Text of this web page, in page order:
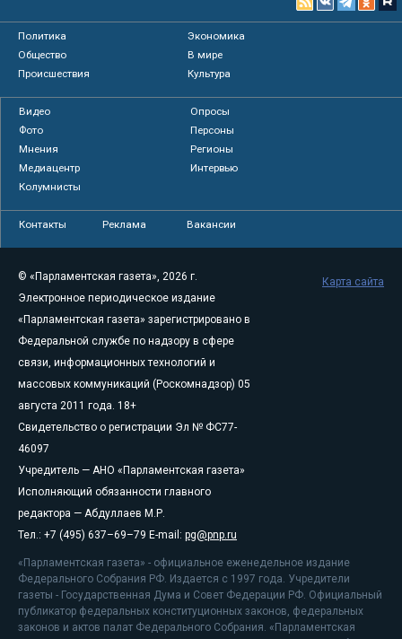
Политика
Экономика
Общество
В мире
Происшествия
Культура
Видео
Опросы
Фото
Персоны
Мнения
Регионы
Медиацентр
Интервью
Колумнисты
Контакты Реклама Вакансии
© «Парламентская газета», 2026 г.
Электронное периодическое издание
«Парламентская газета» зарегистрировано в
Федеральной службе по надзору в сфере
связи, информационных технологий и
массовых коммуникаций (Роскомнадзор) 05
августа 2011 года. 18+
Свидетельство о регистрации Эл № ФС77-
46097
Учредитель — АНО «Парламентская газета»
Исполняющий обязанности главного
редактора — Абдуллаев М.Р.
Тел.: +7 (495) 637–69–79 E-mail: pg@pnp.ru
«Парламентская газета» - официальное еженедельное издание
Федерального Собрания РФ. Издается с 1997 года. Учредители
газеты - Государственная Дума и Совет Федерации РФ. Официальный
публикатор федеральных конституционных законов, федеральных
законов и актов палат Федерального Собрания. «Парламентская
Карта сайта